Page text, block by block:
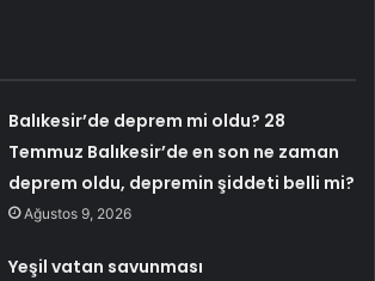
Balıkesir’de deprem mi oldu? 28
Temmuz Balıkesir’de en son ne zaman
deprem oldu, depremin şiddeti belli mi?
Ağustos 9, 2026
Yeşil vatan savunması